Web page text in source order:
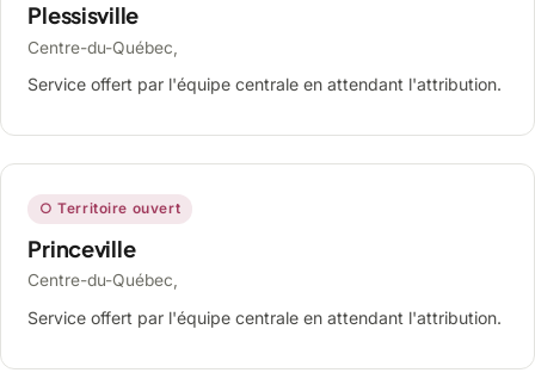
Plessisville
Centre-du-Québec,
Service offert par l'équipe centrale en attendant l'attribution.
○ Territoire ouvert
Princeville
Centre-du-Québec,
Service offert par l'équipe centrale en attendant l'attribution.